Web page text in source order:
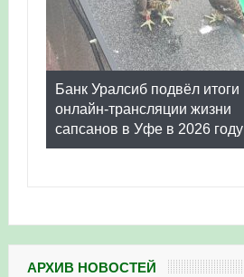
Банк Уралсиб подвёл итоги
онлайн-трансляции жизни
сапсанов в Уфе в 2026 году
АРХИВ НОВОСТЕЙ